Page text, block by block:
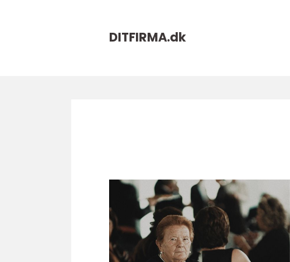
DITFIRMA.dk